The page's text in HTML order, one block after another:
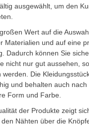
ausgewählt, um den
Wert auf die
Materialien und auf eine
Dadurch können Sie
nicht nur gut aussehen,
werden. Die
und behalten auch nach
Form und Farbe.
der Produkte zeigt
den Nähten über die